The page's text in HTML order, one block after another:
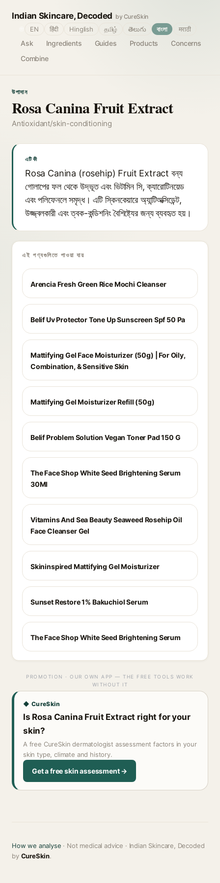
Indian Skincare, Decoded by CureSkin
Ask Ingredients Guides Products
Concerns
Combine
EN हिंदी Hinglish தமிழ் తెలుగు বাংলা मराठी
উপাদান
Rosa Canina Fruit Extract
Antioxidant/skin-conditioning
এটি কী
Rosa Canina (rosehip) Fruit Extract বন্য
গোলাপের ফল থেকে উদ্ভূত এবং ভিটামিন সি, ক্যারোটিনয়েড
এবং পলিফেনলে সমৃদ্ধ। এটি স্কিনকেয়ারে অ্যান্টিঅক্সিডেন্ট,
উজ্জ্বলকারী এবং ত্বক-কন্ডিশনিং বৈশিষ্ট্যের জন্য ব্যবহৃত হয়।
এই পণ্যগুলিতে পাওয়া যায়
Arencia Fresh Green Rice Mochi Cleanser
Belif Uv Protector Tone Up Sunscreen Spf 50 Pa
Mattifying Gel Face Moisturizer (50g) | For Oily,
Combination, & Sensitive Skin
Mattifying Gel Moisturizer Refill (50g)
Belif Problem Solution Vegan Toner Pad 150 G
The Face Shop White Seed Brightening Serum
30Ml
Vitamins And Sea Beauty Seaweed Rosehip Oil
Face Cleanser Gel
Skininspired Mattifying Gel Moisturizer
Sunset Restore 1% Bakuchiol Serum
The Face Shop White Seed Brightening Serum
PROMOTION · OUR OWN APP — THE FREE TOOLS WORK
WITHOUT IT
◆ CureSkin
Is Rosa Canina Fruit Extract right for your
skin?
A free CureSkin dermatologist assessment factors in your
skin type, climate and history.
Get a free skin assessment →
How we analyse · Not medical advice · Indian Skincare, Decoded
by CureSkin.